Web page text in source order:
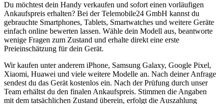
Du möchtest dein Handy verkaufen und sofort einen vorläufigen
Ankaufspreis erhalten? Bei der Telemobile24 GmbH kannst du
gebrauchte Smartphones, Tablets, Smartwatches und weitere Geräte
einfach online bewerten lassen. Wähle dein Modell aus, beantworte
wenige Fragen zum Zustand und erhalte direkt eine erste
Preieinschätzung für dein Gerät.
Wir kaufen unter anderem iPhone, Samsung Galaxy, Google Pixel,
Xiaomi, Huawei und viele weitere Modelle an. Nach deiner Anfrage
sendest du das Gerät kostenlos ein. Nach der Prüfung durch unser
Team erhältst du den finalen Ankaufspreis. Stimmen die Angaben
mit dem tatsächlichen Zustand überein, erfolgt die Auszahlung